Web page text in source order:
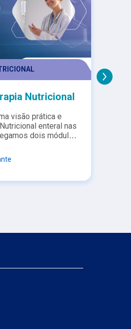
Nutricional
visão prática e
enteral nas
dois módulos
guidelines,
qualidade. Ele é
para prova de